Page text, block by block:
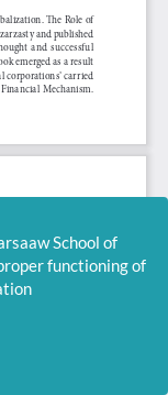
School of
functioning of